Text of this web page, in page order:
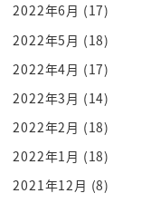
終わるという終わ
た後にロシアがせめ
北方領土なんですよ
なのでいやーこれ
よね
ロシアはですねい
住んでますとねえ
2022年6月 (17)
2022年5月 (18)
2022年4月 (17)
2022年3月 (14)
2022年2月 (18)
2022年1月 (18)
2021年12月 (8)